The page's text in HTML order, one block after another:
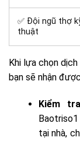
✅ Đội ngũ thợ
thuật
Khi lựa chọn
bạn sẽ nhận
Kiểm
tại nhà,